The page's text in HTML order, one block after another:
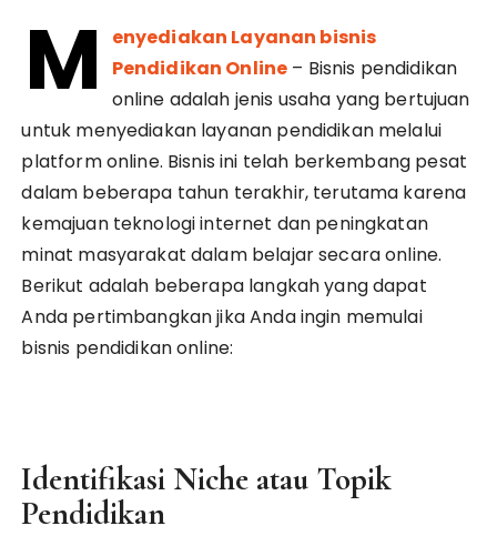
M
enyediakan Layanan bisnis
Pendidikan Online – Bisnis pendidikan
online adalah jenis usaha yang bertujuan
untuk menyediakan layanan pendidikan melalui
platform online. Bisnis ini telah berkembang pesat
dalam beberapa tahun terakhir, terutama karena
kemajuan teknologi internet dan peningkatan
minat masyarakat dalam belajar secara online.
Berikut adalah beberapa langkah yang dapat
Anda pertimbangkan jika Anda ingin memulai
bisnis pendidikan online:
Identifikasi Niche atau Topik
Pendidikan